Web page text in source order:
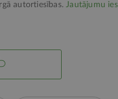
autortiesības.Jautājumu